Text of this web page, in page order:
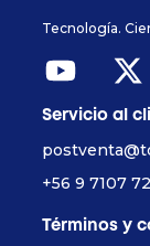
Tecnología.
Servicio al
+56 9 7107
Términos y